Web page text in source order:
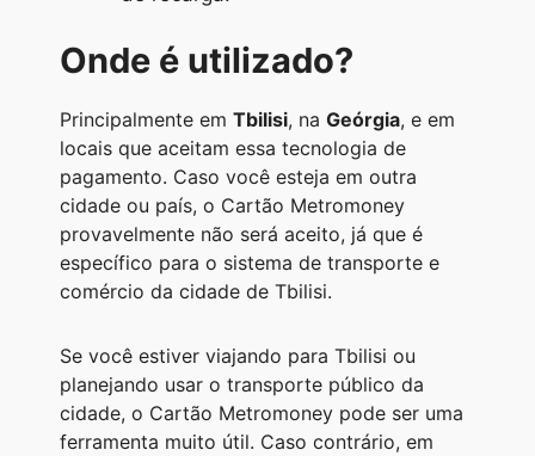
Onde é utilizado?
Principalmente em Tbilisi, na Geórgia, e em
locais que aceitam essa tecnologia de
pagamento. Caso você esteja em outra
cidade ou país, o Cartão Metromoney
provavelmente não será aceito, já que é
específico para o sistema de transporte e
comércio da cidade de Tbilisi.
Se você estiver viajando para Tbilisi ou
planejando usar o transporte público da
cidade, o Cartão Metromoney pode ser uma
ferramenta muito útil. Caso contrário, em